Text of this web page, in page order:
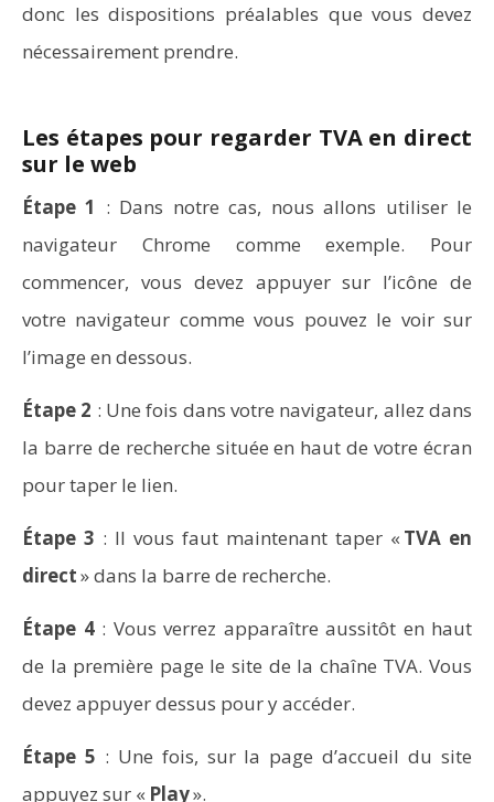
donc les dispositions préalables que vous devez
nécessairement prendre.
Les étapes pour regarder TVA en direct
sur le web
Étape 1 : Dans notre cas, nous allons utiliser le
navigateur Chrome comme exemple. Pour
commencer, vous devez appuyer sur l’icône de
votre navigateur comme vous pouvez le voir sur
l’image en dessous.
Étape 2 : Une fois dans votre navigateur, allez dans
la barre de recherche située en haut de votre écran
pour taper le lien.
Étape 3 : Il vous faut maintenant taper « TVA en
direct» dans la barre de recherche.
Étape 4: Vous verrez apparaître aussitôt en haut
de la première page le site de la chaîne TVA. Vous
devez appuyer dessus pour y accéder.
Étape 5 : Une fois, sur la page d’accueil du site
appuyez sur « Play».